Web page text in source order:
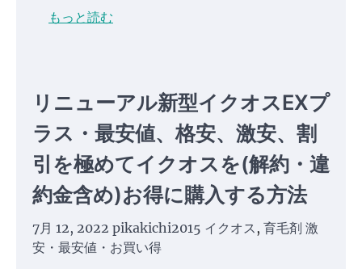
もっと読む
リニューアル新型イクオスEXプ
ラス・最安値、格安、激安、割
引を極めてイクオスを(解約・違
約金含め)お得に購入する方法
7月 12, 2022 pikakichi2015 イクオス , 育毛剤 激
安・最安値・お買い得